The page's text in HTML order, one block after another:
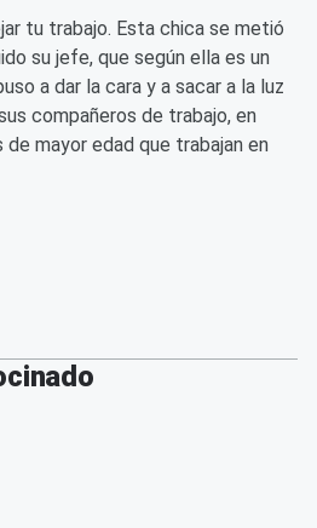
tu trabajo. Esta chica se metió
su jefe, que según ella es un
a dar la cara y a sacar a la luz
compañeros de trabajo, en
mayor edad que trabajan en